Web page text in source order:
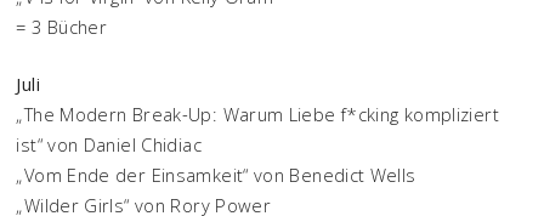
= 3 Bücher
Juli
„The Modern Break-Up: Warum Liebe f*cking kompliziert
ist“ von Daniel Chidiac
„Vom Ende der Einsamkeit“ von Benedict Wells
„Wilder Girls“ von Rory Power